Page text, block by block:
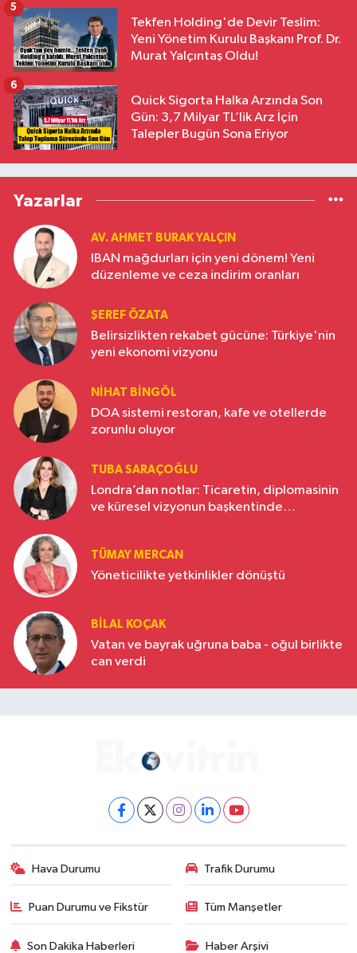
Tekfen Holding'de Devir Teslim:
Yeni Yönetim Kurulu Başkanı Prof. Dr.
Murat Yalçıntaş Oldu!
5
Quick Sigorta Halka Arzında Son
Gün: 3,7 Milyar TL’lik Arz İçin
Talepler Bugün Sona Eriyor
6
Yazarlar
AV. AHMET BURAK YALÇIN
IBAN mağdurları için yeni dönem! Yeni
düzenleme ve ceza indirim oranları
ŞEREF ÖZATA
Belirsizlikten rekabet gücüne: Türkiye'nin
yeni ekonomi vizyonu
NIHAT BINGÖL
DOA sistemi restoran, kafe ve otellerde
zorunlu oluyor
TUBA SARAÇOĞLU
Londra’dan notlar: Ticaretin, diplomasinin
ve küresel vizyonun başkentinde
TÜMAY MERCAN
Yöneticilikte yetkinlikler dönüştü
BILAL KOÇAK
Vatan ve bayrak uğruna baba - oğul birlikte
can verdi
Hava Durumu Trafik Durumu
Puan Durumu ve Fikstür Tüm Manşetler
Son Dakika Haberleri Haber Arşivi